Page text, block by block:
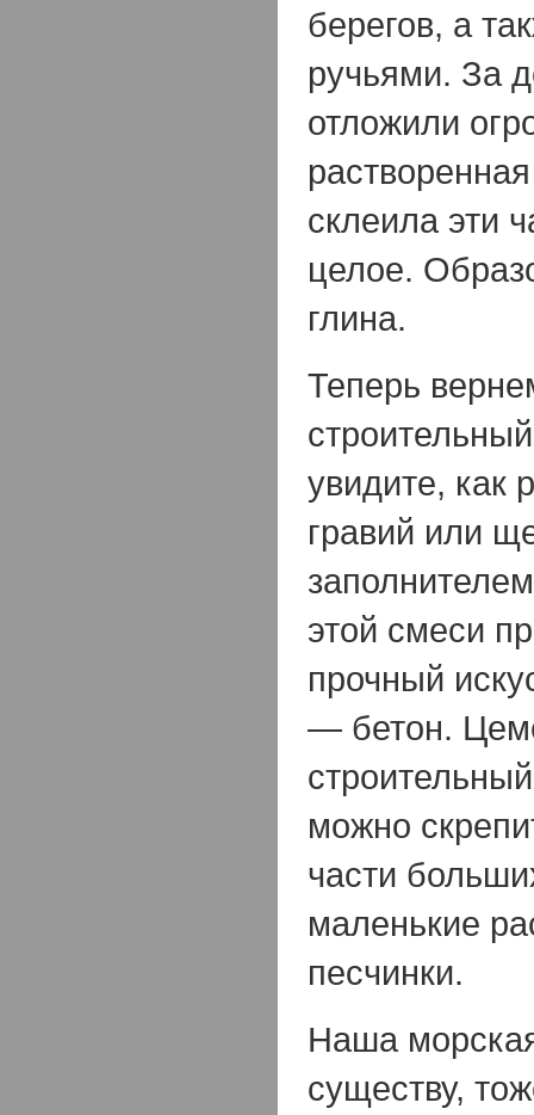
берегов, а
ручьями. За
отложили
склеила эти
целое.
глина.
Теперь
увидите, как
гравий или
этой смеси
прочный
— бетон.
можно
части
маленькие
песчинки.
Наша
существу,